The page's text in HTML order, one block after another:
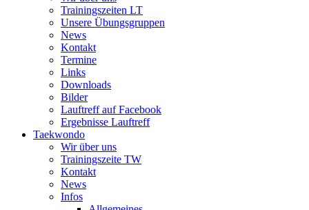
Trainingszeiten LT
Unsere Übungsgruppen
News
Kontakt
Termine
Links
Downloads
Bilder
Lauftreff auf Facebook
Ergebnisse Lauftreff
Taekwondo
Wir über uns
Trainingszeite TW
Kontakt
News
Infos